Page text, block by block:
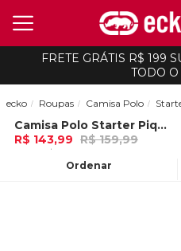
FRETE GRÁTIS R$ 199
TODO
Ordenar
ecko Roupas Camisa Polo
-10%Camisa Polo Starter Piquet Estampada Preta
R$ 143,99 R$ 159,99
4x de R$ 35,99 Ou